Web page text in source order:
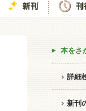
本をさ
詳細
新刊